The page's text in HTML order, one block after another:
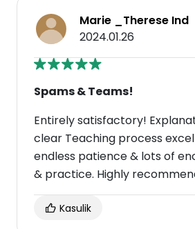
Marie _Therese Ind
2024.01.26
Spams & Teams!
Entirely satisfactory!
clear Teaching process
endless patience & lots of
& practice. Highly
Kasulik